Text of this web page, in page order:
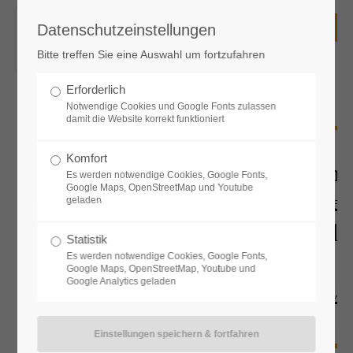
Unsere Schule
Gesamtschule
mit Mittelschule, Realschule und Gymnasium
mit einer Schulleitung und
mit enger Zusammenarbeit gerade auch zwischen den
Schularten
Kontakt zu unserer Schule
Senefelder-Schule Treuchtlingen
Staatliche kooperative Gesamtschule
Bgm.-Döbler-Allee 3
91757 Treuchtlingen
Datenschutzeinstellungen
Bitte treffen Sie eine Auswahl um fortzufahren
Erforderlich
Notwendige Cookies und Google Fonts zulassen
damit die Website korrekt funktioniert
Komfort
Es werden notwendige Cookies, Google Fonts,
Google Maps, OpenStreetMap und Youtube
geladen
Statistik
Es werden notwendige Cookies, Google Fonts,
Google Maps, OpenStreetMap, Youtube und
Google Analytics geladen